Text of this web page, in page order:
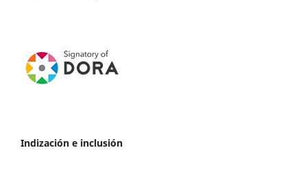
Indización e inclusión